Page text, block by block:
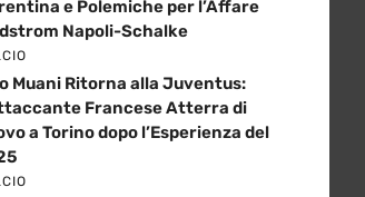
e Polemiche per l’Affare
Napoli-Schalke
Muani Ritorna alla Juventus:
Francese Atterra di
a Torino dopo l’Esperienza del